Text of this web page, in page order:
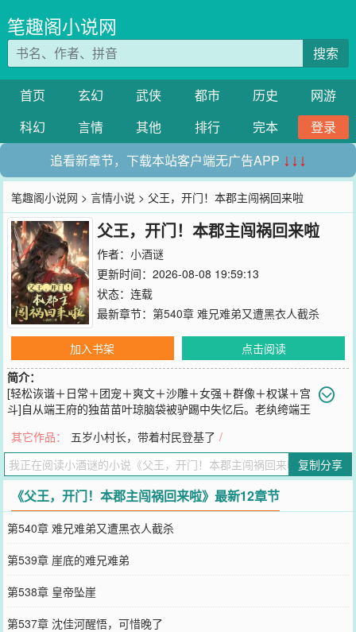
笔趣阁小说网
搜索
首页 玄幻 武侠 都市 历史
网游
科幻
言情 其他 排行 完本
登录
追看新章节，下载本站客户端无广告APP ↓↓↓
笔趣阁小说网 >言情小说 > 父王，开门！本郡主闯祸回来啦
父王，开门！本郡主闯祸回来啦
作者： 小酒谜
更新时间：2026-08-08 19:59:13
状态：连载
最新章节： 第540章 难兄难弟又遭黑衣人截杀
加入书架
点击阅读
简介：
[轻松诙谐＋日常＋团宠＋爽文＋沙雕＋女强＋群像＋权谋＋宫
斗]自从端王府的独苗苗叶琼脑袋被驴踢中失忆后。老纨绔端王
爹，就是在坑爹路上。短短半月，不仅荣升为了京城纨绔之首，还成
立了纨绔天团。当别人琴棋书画时，叶琼忙着败家逛青楼。当别人宫
斗宅斗时，叶琼忙着吃瓜打架斗殴。\n直到某天，众人发现那个臭名
昭著的草包郡主，一跃成为了京城的顶流。最火青楼老板——是郡
主。最赚钱的拍卖行东家——是郡主。最大的山匪头子——是郡主。
连江湖最厉害的门派门主——也是郡主。百姓给郡主立长生牌，纨绔
们认郡主为老大。\n当众人抢皇位抢的火热时，清点银票的叶琼看着
自己钱也有了，人也有了。好像不参与一下有点不合群。于是，反手
就把自己的跟屁虫小皇孙拎上了皇位。比起皇位，她还是更喜欢当权
倾朝野的摄政王。\n【注：不是正经宫斗权谋，本文走轻松诙谐风】
您要是觉得《父王，开门！本郡主闯祸回来啦
记向您QQ群和微博微信里的朋友推荐哦！
其它作品： 五岁小村长，带着村民登基了 /
复制分享
《父王，开门！本郡主闯祸回来啦》最新12章节
第540章 难兄难弟又遭黑衣人截杀
第539章 崖底的难兄难弟
第538章 皇帝坠崖
第537章 沈佳河醒悟，可惜晚了